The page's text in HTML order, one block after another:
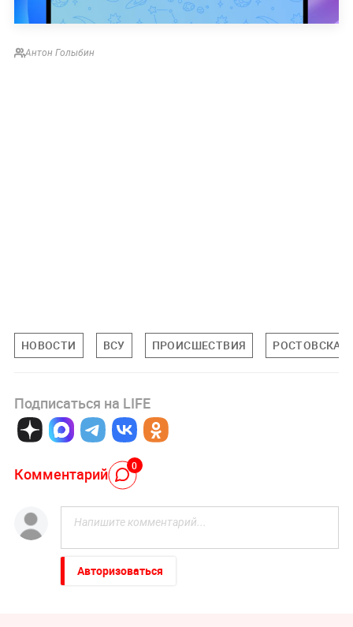
Антон Голыбин
НОВОСТИ ВСУ ПРОИСШЕСТВИЯ РОСТОВСКАЯ
Подписаться на LIFE
Комментарий 0
Авторизоваться